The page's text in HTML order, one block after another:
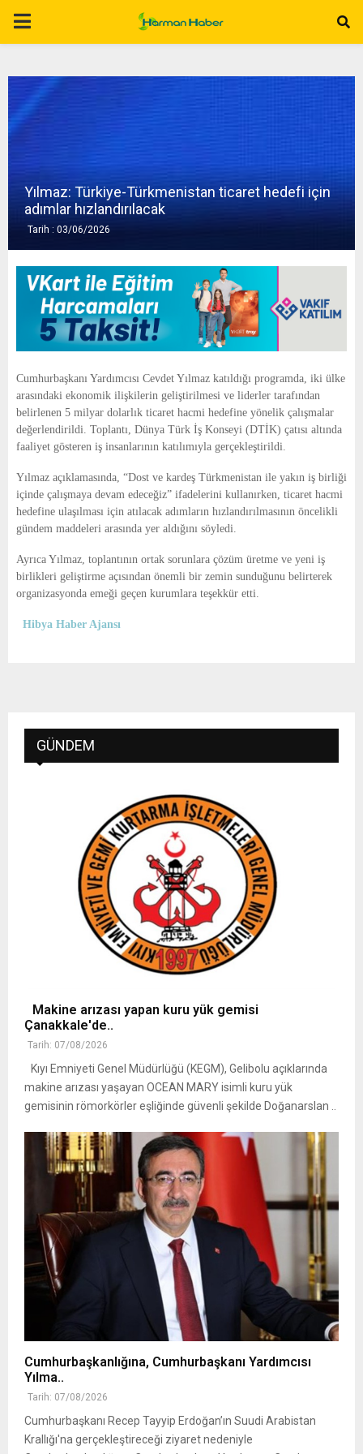
P
I
M
A
E
N
Yılmaz: Türkiye-Türkmenistan ticaret hedefi için
adımlar hızlandırılacak
Tarih : 03/06/2026
Cumhurbaşkanı Yardımcısı Cevdet Yılmaz katıldığı programda, iki ülke
arasındaki ekonomik ilişkilerin geliştirilmesi ve liderler tarafından
belirlenen 5 milyar dolarlık ticaret hacmi hedefine yönelik çalışmalar
değerlendirildi. Toplantı, Dünya Türk İş Konseyi (DTİK) çatısı altında
faaliyet gösteren iş insanlarının katılımıyla gerçekleştirildi.
Yılmaz açıklamasında, “Dost ve kardeş Türkmenistan ile yakın iş birliği
içinde çalışmaya devam edeceğiz” ifadelerini kullanırken, ticaret hacmi
hedefine ulaşılması için atılacak adımların hızlandırılmasının öncelikli
gündem maddeleri arasında yer aldığını söyledi.
Ayrıca Yılmaz, toplantının ortak sorunlara çözüm üretme ve yeni iş
birlikleri geliştirme açısından önemli bir zemin sunduğunu belirterek
organizasyonda emeği geçen kurumlara teşekkür etti.
Hibya Haber Ajansı
GÜNDEM
Makine arızası yapan kuru yük gemisi
Çanakkale'de..
Tarih: 07/08/2026
Kıyı Emniyeti Genel Müdürlüğü (KEGM), Gelibolu açıklarında
makine arızası yaşayan OCEAN MARY isimli kuru yük
gemisinin römorkörler eşliğinde güvenli şekilde Doğanarslan ..
Cumhurbaşkanlığına, Cumhurbaşkanı Yardımcısı
Yılma..
Tarih: 07/08/2026
Cumhurbaşkanı Recep Tayyip Erdoğan’ın Suudi Arabistan
Krallığı'na gerçekleştireceği ziyaret nedeniyle